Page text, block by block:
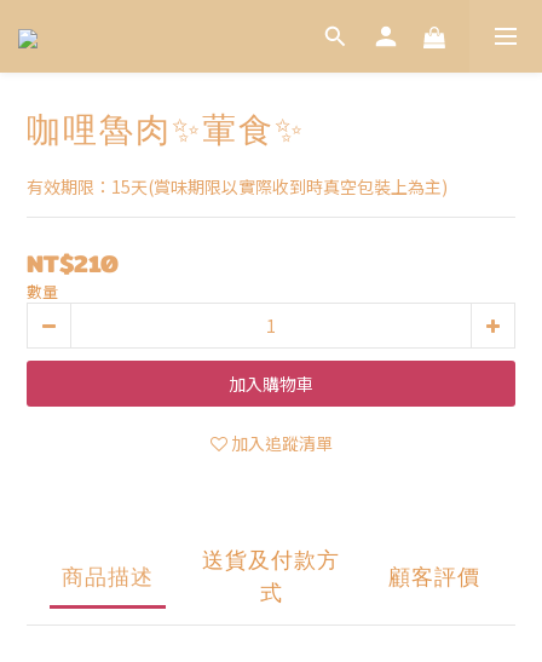
咖哩魯肉✨葷食✨
有效期限：15天(賞味期限以實際收到時真空包裝上為主)
NT$210
數量
加入購物車
加入追蹤清單
商品描述
送貨及付款方
式
顧客評價